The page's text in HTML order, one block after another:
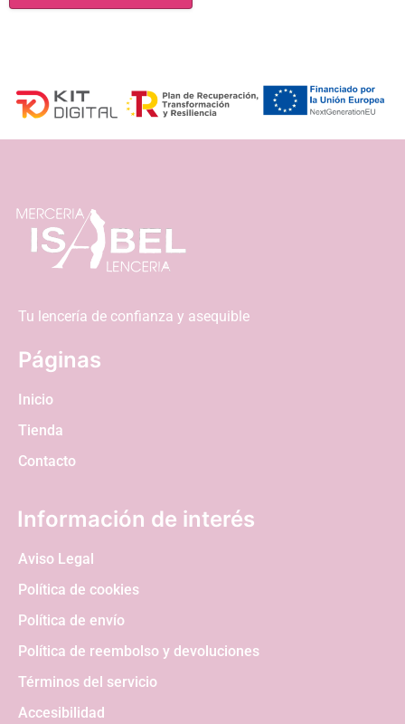
Tu lencería de confianza y asequible
Páginas
Inicio
Tienda
Contacto
Información de interés
Aviso Legal
Política de cookies
Política de envío
Política de reembolso y devoluciones
Términos del servicio
Accesibilidad